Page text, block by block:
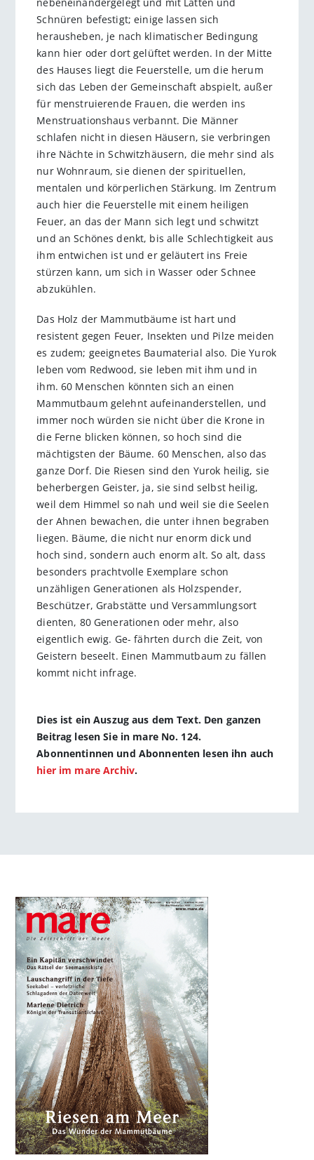
nebeneinandergelegt und mit Latten und
Schnüren befestigt; einige lassen sich
herausheben, je nach klimatischer Bedingung
kann hier oder dort gelüftet werden. In der Mitte
des Hauses liegt die Feuerstelle, um die herum
sich das Leben der Gemeinschaft abspielt, außer
für menstruierende Frauen, die werden ins
Menstruationshaus verbannt. Die Männer
schlafen nicht in diesen Häusern, sie verbringen
ihre Nächte in Schwitzhäusern, die mehr sind als
nur Wohnraum, sie dienen der spirituellen,
mentalen und körperlichen Stärkung. Im Zentrum
auch hier die Feuerstelle mit einem heiligen
Feuer, an das der Mann sich legt und schwitzt
und an Schönes denkt, bis alle Schlechtigkeit aus
ihm entwichen ist und er geläutert ins Freie
stürzen kann, um sich in Wasser oder Schnee
abzukühlen.
Das Holz der Mammutbäume ist hart und
resistent gegen Feuer, Insekten und Pilze meiden
es zudem; geeignetes Baumaterial also. Die Yurok
leben vom Redwood, sie leben mit ihm und in
ihm. 60 Menschen könnten sich an einen
Mammutbaum gelehnt aufeinanderstellen, und
immer noch würden sie nicht über die Krone in
die Ferne blicken können, so hoch sind die
mächtigsten der Bäume. 60 Menschen, also das
ganze Dorf. Die Riesen sind den Yurok heilig, sie
beherbergen Geister, ja, sie sind selbst heilig,
weil dem Himmel so nah und weil sie die Seelen
der Ahnen bewachen, die unter ihnen begraben
liegen. Bäume, die nicht nur enorm dick und
hoch sind, sondern auch enorm alt. So alt, dass
besonders prachtvolle Exemplare schon
unzähligen Generationen als Holzspender,
Beschützer, Grabstätte und Versammlungsort
dienten, 80 Generationen oder mehr, also
eigentlich ewig. Ge- fährten durch die Zeit, von
Geistern beseelt. Einen Mammutbaum zu fällen
kommt nicht infrage.
Dies ist ein Auszug aus dem Text. Den ganzen
Beitrag lesen Sie in mare No. 124.
Abonnentinnen und Abonnenten lesen ihn auch
hier im mare Archiv.